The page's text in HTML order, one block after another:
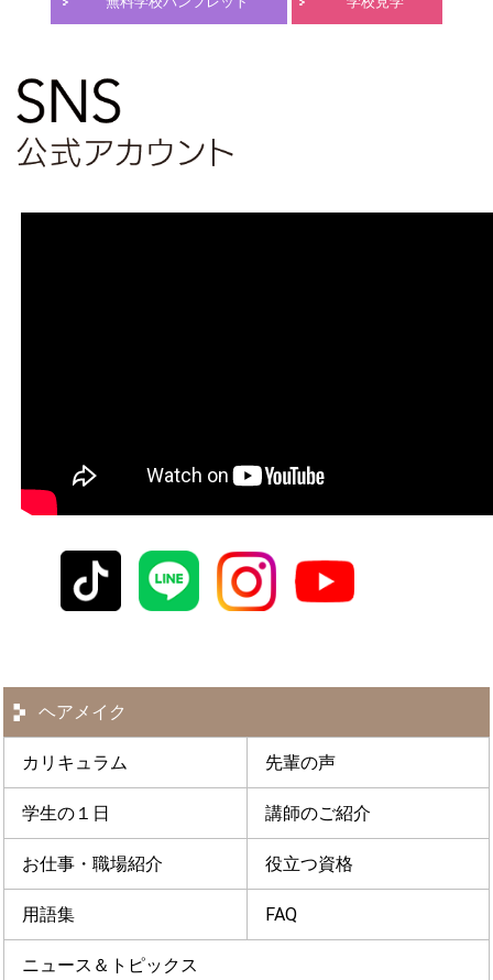
ヘアメイク
カリキュラム 先輩の声
学生の１日 講師のご紹介
お仕事・職場紹介 役立つ資格
用語集 FAQ
ニュース＆トピックス